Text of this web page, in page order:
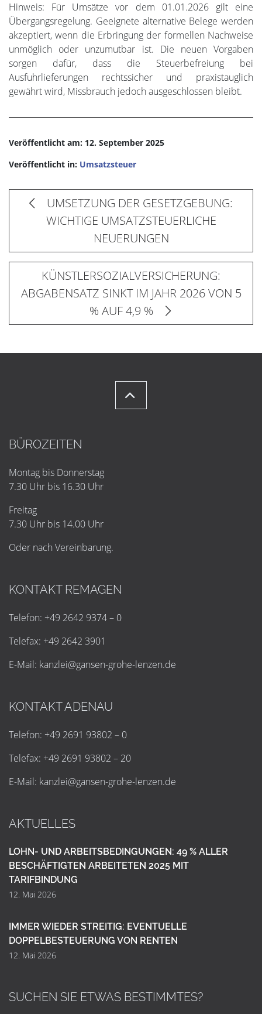
Hinweis: Für Umsätze vor dem 01.01.2026 gilt eine
Übergangsregelung. Geeignete alternative Belege werden
akzeptiert, wenn die Erbringung der formellen Nachweise
unmöglich oder unzumutbar ist. Die neuen Vorgaben
sorgen dafür, dass die Steuerbefreiung bei
Ausfuhrlieferungen rechtssicher und praxistauglich
gewährt wird, Missbrauch jedoch ausgeschlossen bleibt.
Veröffentlicht am: 12. September 2025
Veröffentlicht in: Umsatzsteuer
UMSETZUNG DER GESETZGEBUNG:
WICHTIGE UMSATZSTEUERLICHE
NEUERUNGEN
KÜNSTLERSOZIALVERSICHERUNG:
ABGABENSATZ SINKT IM JAHR 2026 VON 5
% AUF 4,9 %
BÜROZEITEN
Montag bis Donnerstag
7.30 Uhr bis 16.30 Uhr
Freitag
7.30 Uhr bis 14.00 Uhr
Oder nach Vereinbarung.
KONTAKT REMAGEN
Telefon: +49 2642 9374 – 0
Telefax: +49 2642 3901
E-Mail: kanzlei@gansen-grohe-lenzen.de
KONTAKT ADENAU
Telefon: +49 2691 93802 – 0
Telefax: +49 2691 93802 – 20
E-Mail: kanzlei@gansen-grohe-lenzen.de
AKTUELLES
LOHN- UND ARBEITSBEDINGUNGEN: 49 % ALLER
BESCHÄFTIGTEN ARBEITETEN 2025 MIT
TARIFBINDUNG
12. Mai 2026
IMMER WIEDER STREITIG: EVENTUELLE
DOPPELBESTEUERUNG VON RENTEN
12. Mai 2026
SUCHEN SIE ETWAS BESTIMMTES?